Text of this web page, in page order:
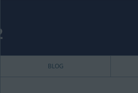
BLOG